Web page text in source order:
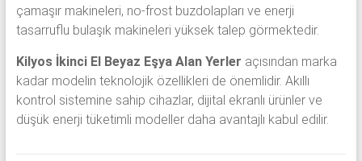
çamaşır makineleri, no-frost buzdolapları ve enerji
tasarruflu bulaşık makineleri yüksek talep görmektedir.
Kilyos İkinci El Beyaz Eşya Alan Yerler açısından marka
kadar modelin teknolojik özellikleri de önemlidir. Akıllı
kontrol sistemine sahip cihazlar, dijital ekranlı ürünler ve
düşük enerji tüketimli modeller daha avantajlı kabul edilir.